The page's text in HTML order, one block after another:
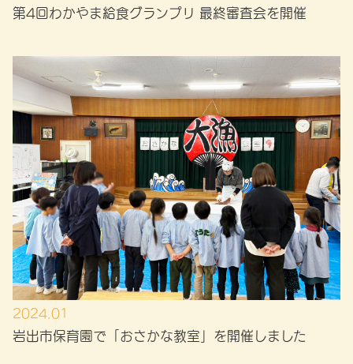
第4回わかやま給食グランプリ 最終審査会を開催
2024.01
岩出市保育園で「おさかな教室」を開催しました